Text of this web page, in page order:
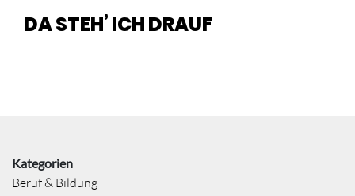
DA STEH’ ICH DRAUF
Kategorien
Beruf & Bildung